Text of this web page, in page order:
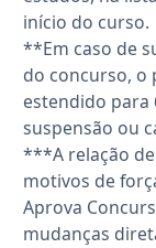
início do curso.
**Em caso de
do concurso, o
estendido para
suspensão ou
***A relação
motivos de
Aprova
mudanças